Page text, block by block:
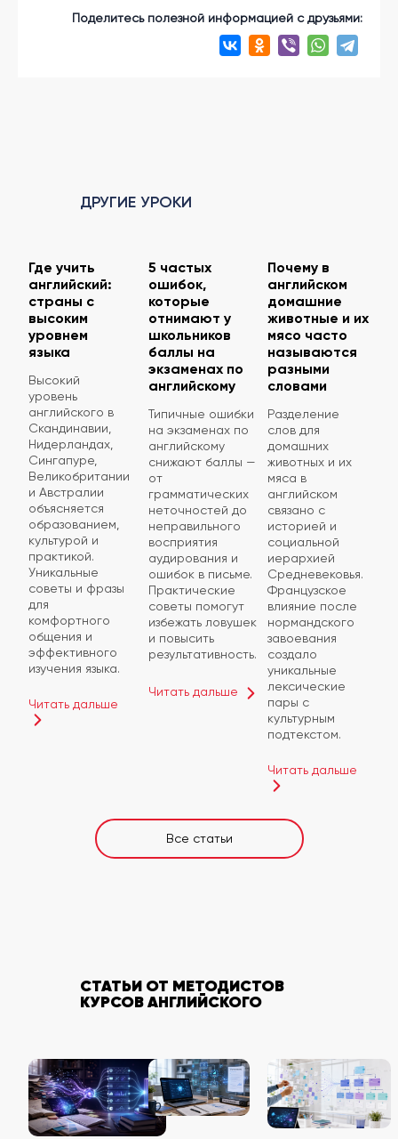
Поделитесь полезной информацией с друзьями:
ДРУГИЕ УРОКИ
Где учить
английский:
страны с
высоким
уровнем
языка
Высокий
уровень
английского в
Скандинавии,
Нидерландах,
Сингапуре,
Великобритании
и Австралии
объясняется
образованием,
культурой и
практикой.
Уникальные
советы и фразы
для
комфортного
общения и
эффективного
изучения языка.
Читать дальше
5 частых
ошибок,
которые
отнимают у
школьников
баллы на
экзаменах по
английскому
Типичные ошибки
на экзаменах по
английскому
снижают баллы —
от
грамматических
неточностей до
неправильного
восприятия
аудирования и
ошибок в письме.
Практические
советы помогут
избежать ловушек
и повысить
результативность.
Читать дальше
Почему в
английском
домашние
животные и их
мясо часто
называются
разными
словами
Разделение
слов для
домашних
животных и их
мяса в
английском
связано с
историей и
социальной
иерархией
Средневековья.
Французское
влияние после
нормандского
завоевания
создало
уникальные
лексические
пары с
культурным
подтекстом.
Читать дальше
Все статьи
СТАТЬИ ОТ МЕТОДИСТОВ
КУРСОВ АНГЛИЙСКОГО